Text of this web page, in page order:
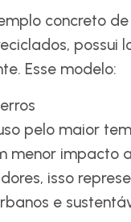
concreto de
possui
Esse modelo:
pelo maior
menor impacto
isso
e